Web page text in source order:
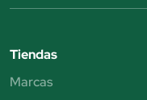
Tiendas
Marcas